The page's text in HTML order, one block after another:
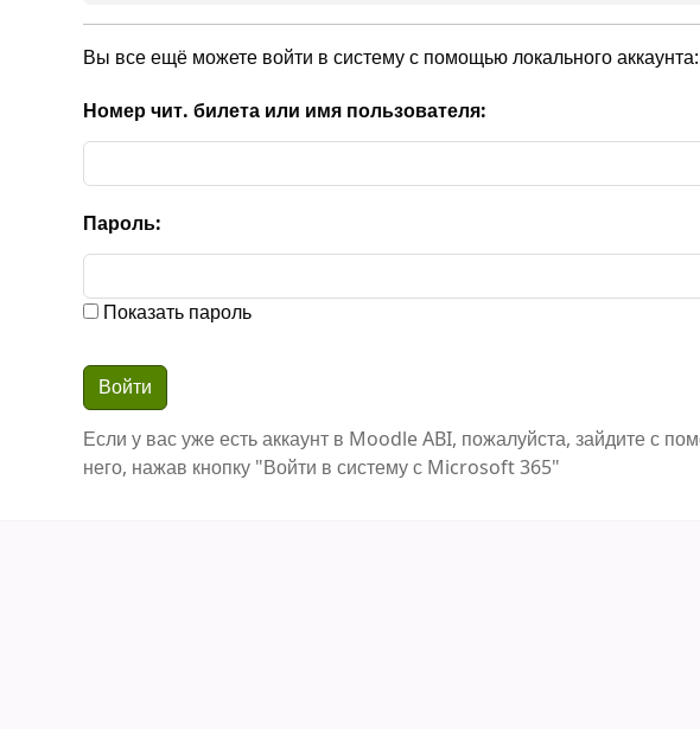
Вы все ещё можете войти в систему с помощью локального аккаунта:
Номер чит. билета или имя пользователя:
Пароль:
Показать пароль
Если у вас уже есть аккаунт в Moodle ABI, пожалуйста, зайдите с
него, нажав кнопку "Войти в систему с Microsoft 365"